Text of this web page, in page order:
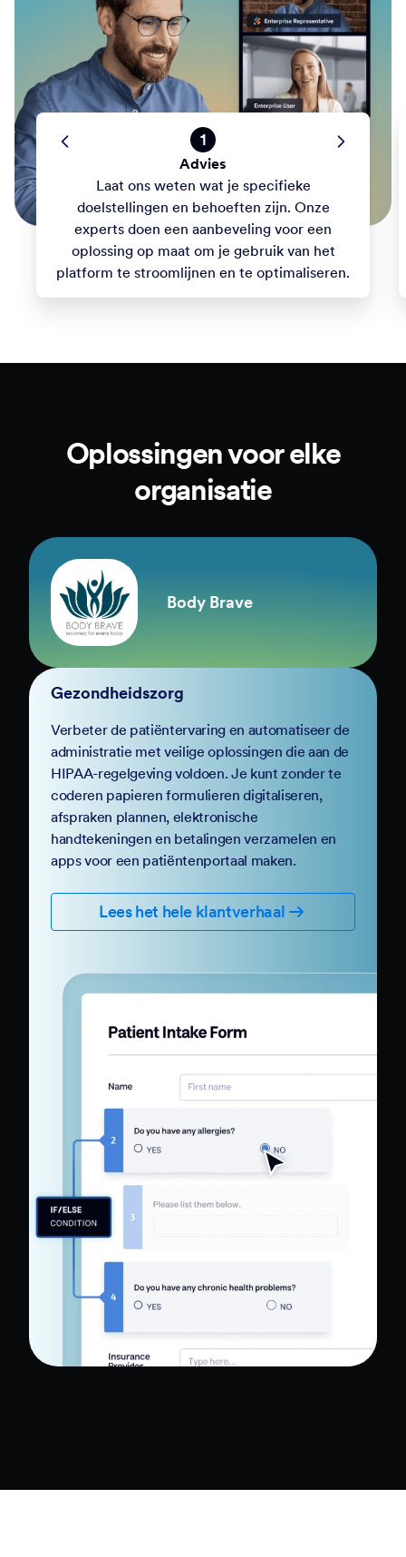
1
Advies
Laat ons weten wat je specifieke
doelstellingen en behoeften zijn. Onze
experts doen een aanbeveling voor een
oplossing op maat om je gebruik van het
platform te stroomlijnen en te optimaliseren.
Oplossingen voor elke
organisatie
Body Brave
Gezondheidszorg
Verbeter de patiëntervaring en automatiseer de
administratie met veilige oplossingen die aan de
HIPAA-regelgeving voldoen. Je kunt zonder te
coderen papieren formulieren digitaliseren,
afspraken plannen, elektronische
handtekeningen en betalingen verzamelen en
apps voor een patiëntenportaal maken.
Lees het hele klantverhaal